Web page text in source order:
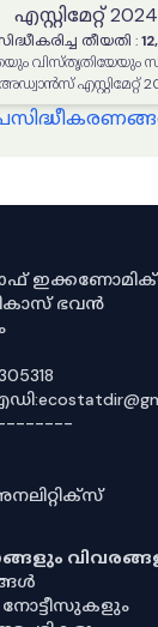
എസ്റ്റിമേറ്റ്
തീയതി :
വിസ്തൃതിയേയും
അഡ്വാൻസ് എസ്റ്റിമേറ്റ്
ഇക്കണോമിക്സ് &
ഭവൻ
നോട്ടീസുകളും